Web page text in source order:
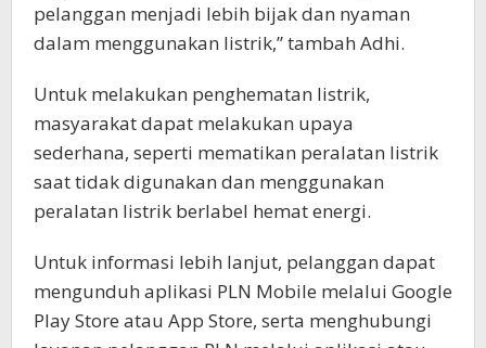
pelanggan menjadi lebih bijak dan nyaman
dalam menggunakan listrik,” tambah Adhi.
Untuk melakukan penghematan listrik,
masyarakat dapat melakukan upaya
sederhana, seperti mematikan peralatan listrik
saat tidak digunakan dan menggunakan
peralatan listrik berlabel hemat energi.
Untuk informasi lebih lanjut, pelanggan dapat
mengunduh aplikasi PLN Mobile melalui Google
Play Store atau App Store, serta menghubungi